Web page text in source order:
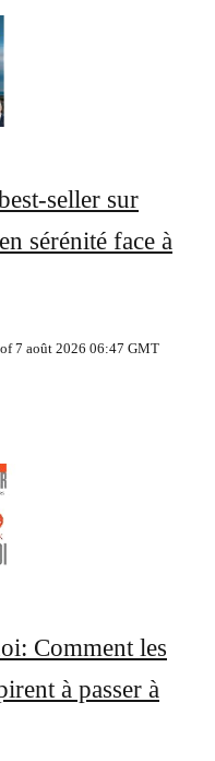
seller sur
sérénité face à
of 7 août 2026 06:47 GMT
Comment les
à passer à